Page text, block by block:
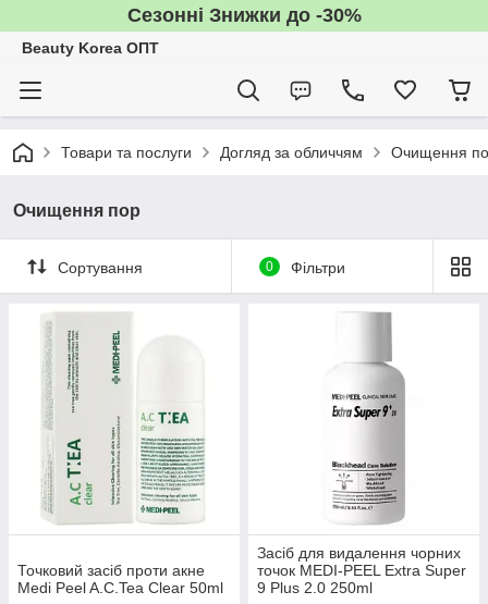
Сезонні Знижки до -30%
Beauty Korea ОПТ
Товари та послуги Догляд за обличчям Очищення
Очищення пор
Сортування 0 Фільтри
Точковий засіб проти акне
Medi Peel A.C.Tea Clear 50ml
Засіб для видалення чорних
точок MEDI-PEEL Extra Super
9 Plus 2.0 250ml